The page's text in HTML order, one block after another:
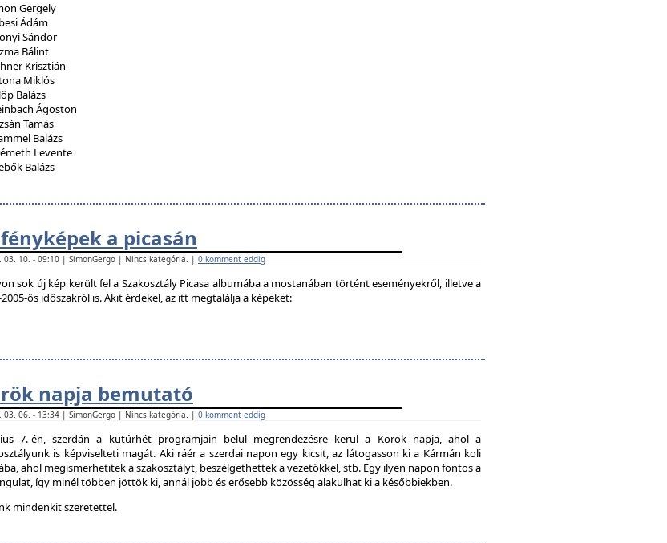
Gergely
Ádám
Sándor
Bálint
Krisztián
Miklós
Balázs
Ágoston
Tamás
Balázs
Levente
Balázs
a picasán
03. 10. - 09:10 | SimonGergo | Nincs kategória. | 0 komment eddig
sok új kép került fel a Szakosztály Picasa albumába a mostanában történt eseményekről, illetve a
2005-ös időszakról is. Akit érdekel, az itt megtalálja a képeket:
napja bemutató
03. 06. - 13:34 | SimonGergo | Nincs kategória. | 0 komment eddig
7.-én, szerdán a kutúrhét programjain belül megrendezésre kerül a Körök napja, ahol a
is képviselteti magát. Aki ráér a szerdai napon egy kicsit, az látogasson ki a Kármán koli
ahol megismerhetitek a szakosztályt, beszélgethettek a vezetőkkel, stb. Egy ilyen napon fontos a
így minél többen jöttök ki, annál jobb és erősebb közösség alakulhat ki a későbbiekben.
mindenkit szeretettel.